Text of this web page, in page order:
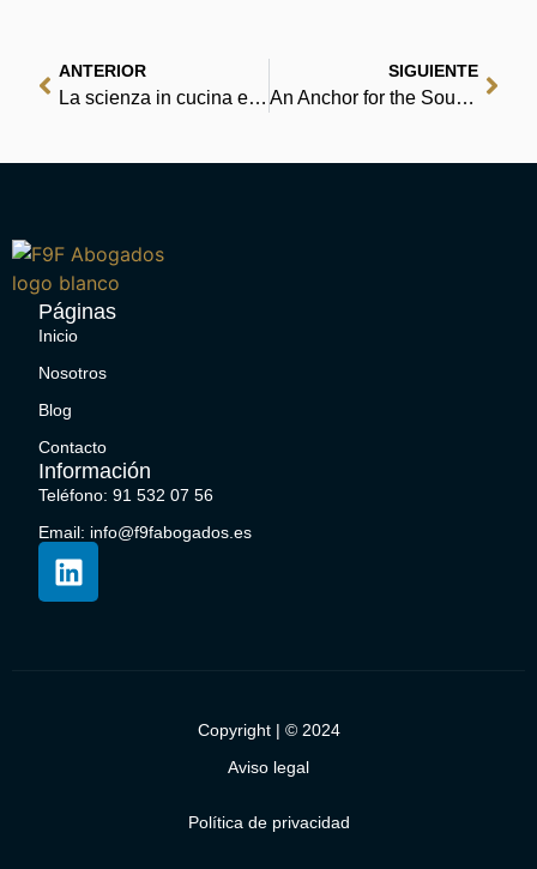
ANTERIOR
La scienza in cucina e l’arte di mangiar bene: Manuale pratico per le famiglie – La cucina per gli stomachi deboli | Libri ed eBook
SIGUIENTE
An Anchor for the Soul: Help for the Present, Hope for the Future | (EPUB)
Páginas
Inicio
Nosotros
Blog
Contacto
Información
Teléfono: 91 532 07 56
Email: info@f9fabogados.es
Copyright | © 2024
Aviso legal
Política de privacidad